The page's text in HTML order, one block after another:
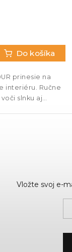
Do košíka
prinesie na
interiéru. Ručne
slnku aj
Vložte svoj e-